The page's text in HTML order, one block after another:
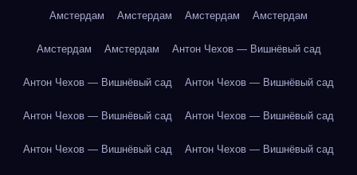
Амстердам Амстердам Амстердам Амстердам
Амстердам Амстердам Антон Чехов — Вишнёвый сад
Антон Чехов — Вишнёвый сад Антон Чехов — Вишнёвый сад
Антон Чехов — Вишнёвый сад Антон Чехов — Вишнёвый сад
Антон Чехов — Вишнёвый сад Антон Чехов — Вишнёвый сад